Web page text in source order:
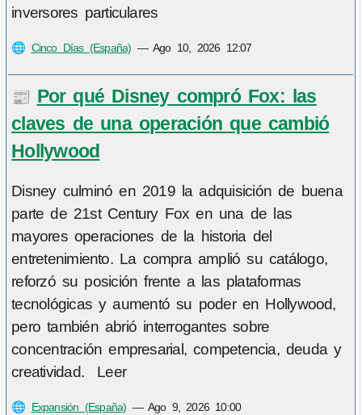
inversores particulares
🌐 Cinco Días (España) —Ago 10, 2026 12:07
📰 Por qué Disney compró Fox: las
claves de una operación que cambió
Hollywood
Disney culminó en 2019 la adquisición de buena
parte de 21st Century Fox en una de las
mayores operaciones de la historia del
entretenimiento. La compra amplió su catálogo,
reforzó su posición frente a las plataformas
tecnológicas y aumentó su poder en Hollywood,
pero también abrió interrogantes sobre
concentración empresarial, competencia, deuda y
creatividad. Leer
🌐 Expansión (España) — Ago 9, 2026 10:00